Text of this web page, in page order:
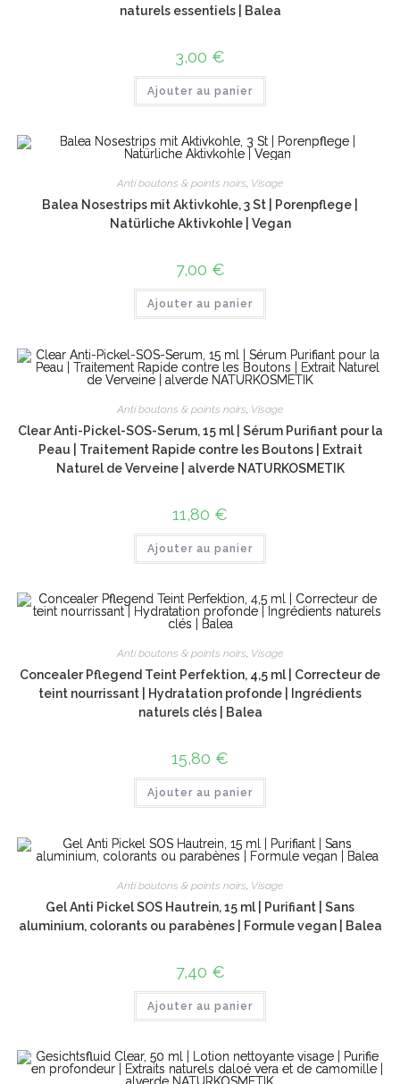
naturels essentiels | Balea
3,00 €
Ajouter au panier
Anti boutons & points noirs, Visage
Balea Nosestrips mit Aktivkohle, 3 St | Porenpflege |
Natürliche Aktivkohle | Vegan
7,00 €
Ajouter au panier
Anti boutons & points noirs Visage
Clear Anti-Pickel-SOS-Serum, 15 ml | Sérum Purifiant pour la
Peau | Traitement Rapide contre les Boutons | Extrait
Naturel de Verveine | alverde NATURKOSMETIK
11,80 €
Ajouter au panier
Anti boutons & points noirs, Visage
Concealer Pflegend Teint Perfektion, 4,5 ml | Correcteur de
teint nourrissant | Hydratation profonde | Ingrédients
naturels clés | Balea
15,80 €
Ajouter au panier
Anti boutons & points noirs Visage
Gel Anti Pickel SOS Hautrein, 15 ml | Purifiant | Sans
aluminium, colorants ou parabènes | Formule vegan | Balea
7,40 €
Ajouter au panier